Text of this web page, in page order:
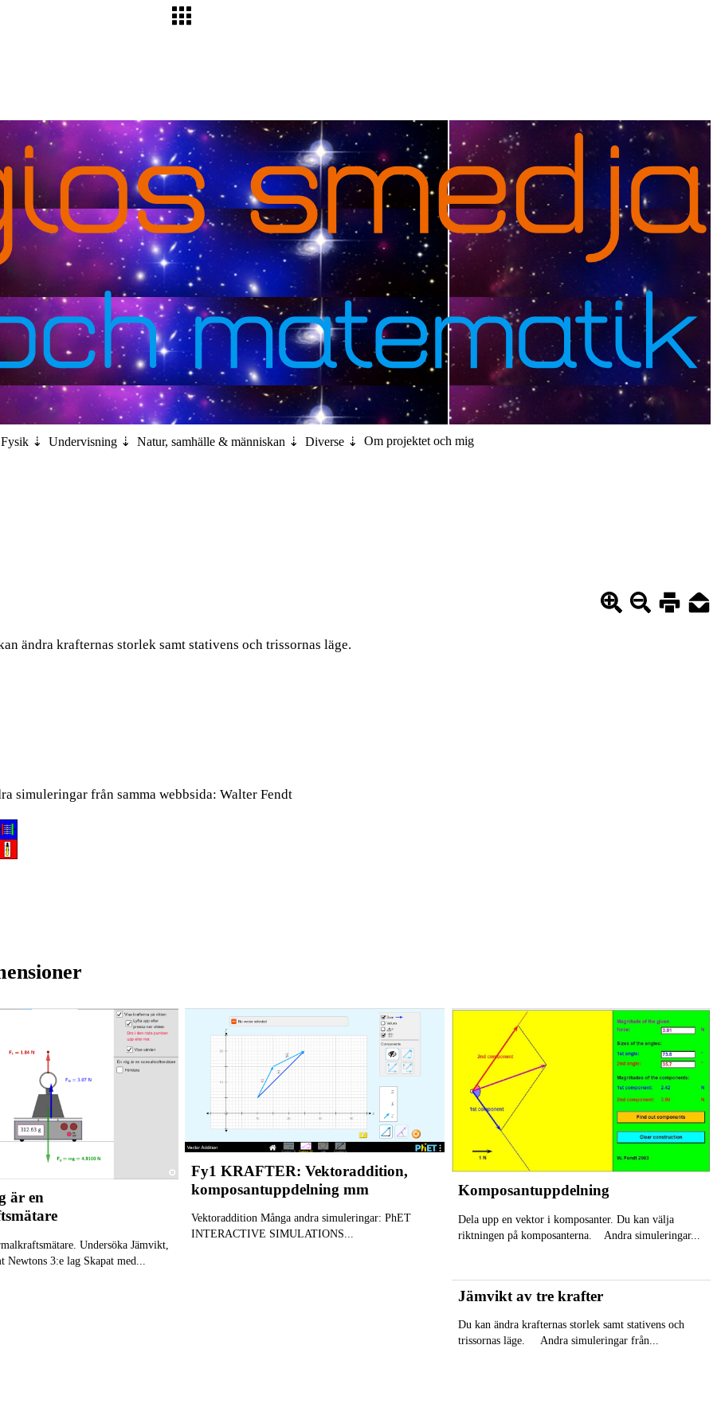
Fysik Undervisning Natur, samhälle & människan Diverse Om projektet och mig
änd­ra kraf­ter­nas stor­lek samt sta­ti­vens och tris­sor­nas läge.
si­mu­le­ring­ar från sam­ma webb­si­da: Wal­ter Fendt
är en
Undersöka Jämvikt,
Newtons 3:e lag Skapat med...
Fy1 KRAFTER: Vektoraddition,
komposantuppdelning mm
Vektoraddition Många andra simuleringar: PhET
INTERACTIVE SIMULATIONS...
Komposantuppdelning
Dela upp en vektor i komposanter. Du kan välja
riktningen på komposanterna. Andra simuleringar...
Jämvikt av tre krafter
Du kan ändra krafternas storlek samt stativens och
trissornas läge. Andra simuleringar från...